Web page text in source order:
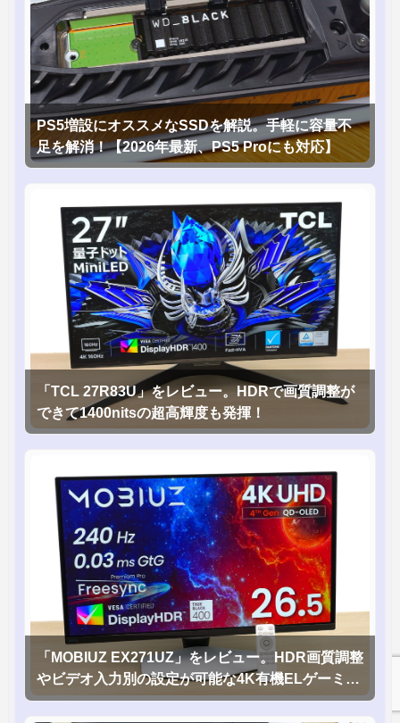
PS5増設にオススメなSSDを解説。手軽に容量不
足を解消！【2026年最新、PS5 Proにも対応】
「TCL 27R83U」をレビュー。HDRで画質調整が
できて1400nitsの超高輝度も発揮！
「MOBIUZ EX271UZ」をレビュー。HDR画質調整
やビデオ入力別の設定が可能な4K有機ELゲーミン
グモニタを徹底検証